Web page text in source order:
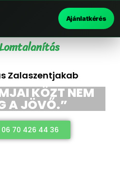
Ajánlatkérés
Zalaszentjakab
KÖZT NEM
A JÖVŐ.”
06 70 426 44 36